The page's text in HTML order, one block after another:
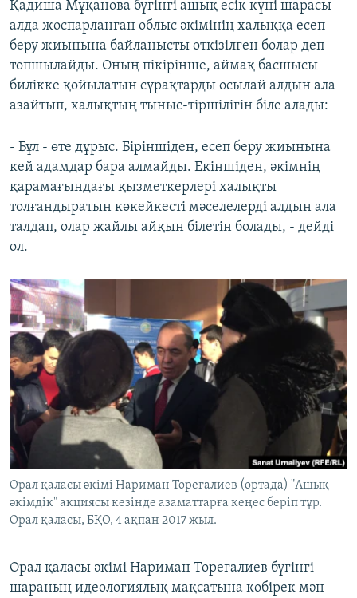
Қадиша Мұқанова бүгінгі ашық есік күні шарасы
алда жоспарланған облыс әкімінің халыққа есеп
беру жиынына байланысты өткізілген болар деп
топшылайды. Оның пікірінше, аймақ басшысы
билікке қойылатын сұрақтарды осылай алдын ала
азайтып, халықтың тыныс-тіршілігін біле алады:
- Бұл - өте дұрыс. Біріншіден, есеп беру жиынына
кей адамдар бара алмайды. Екіншіден, әкімнің
қарамағындағы қызметкерлері халықты
толғандыратын көкейкесті мәселелерді алдын ала
талдап, олар жайлы айқын білетін болады, - дейді
ол.
Орал қаласы әкімі Нариман Төреғалиев (ортада) "Ашық
әкімдік" акциясы кезінде азаматтарға кеңес беріп тұр.
Орал қаласы, БҚО, 4 ақпан 2017 жыл.
Орал қаласы әкімі Нариман Төреғалиев бүгінгі
шараның идеологиялық мақсатына көбірек мән